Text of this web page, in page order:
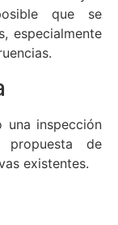
que se
especialmente
una inspección
de
existentes.